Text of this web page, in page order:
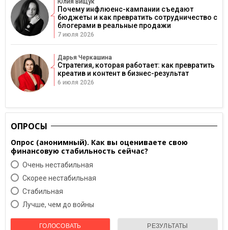
Почему инфлюенс-кампании съедают
бюджеты и как превратить сотрудничество с
блогерами в реальные продажи
7 июля 2026
Дарья Черкашина
Стратегия, которая работает: как превратить
креатив и контент в бизнес-результат
6 июля 2026
ОПРОСЫ
Опрос (анонимный). Как вы оцениваете свою
финансовую стабильность сейчас?
Очень нестабильная
Скорее нестабильная
Cтабильная
Лучше, чем до войны
ГОЛОСОВАТЬ РЕЗУЛЬТАТЫ